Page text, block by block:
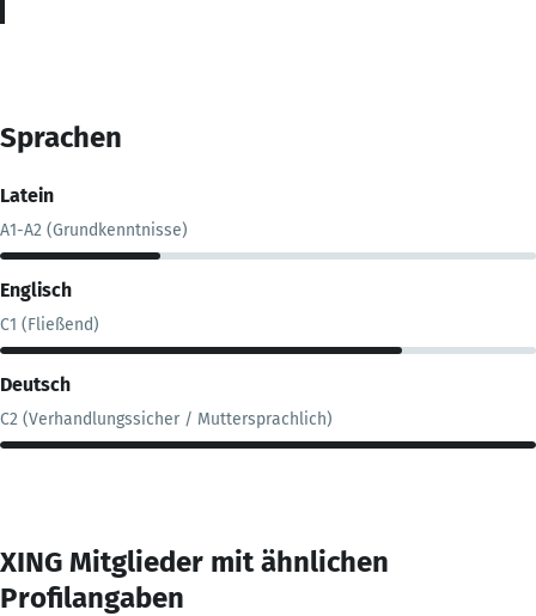
Sprachen
Latein
A1-A2 (Grundkenntnisse)
Englisch
C1 (Fließend)
Deutsch
C2 (Verhandlungssicher / Muttersprachlich)
XING Mitglieder mit ähnlichen
Profilangaben